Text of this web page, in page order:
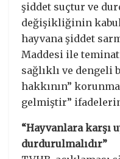
şiddet suçtur ve
değişikliğinin
hayvana şiddet
Maddesi ile teminat
sağlıklı ve dengeli
hakkının”
gelmiştir”
“Hayvanlara karşı
durdurulmalıdır”